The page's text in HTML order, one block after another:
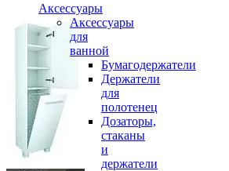
Аксессуары
Аксессуары
для
ванной
Бумагодержатели
Держатели
для
полотенец
Дозаторы,
стаканы
и
держатели